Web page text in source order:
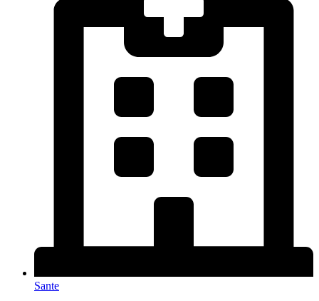
Sante